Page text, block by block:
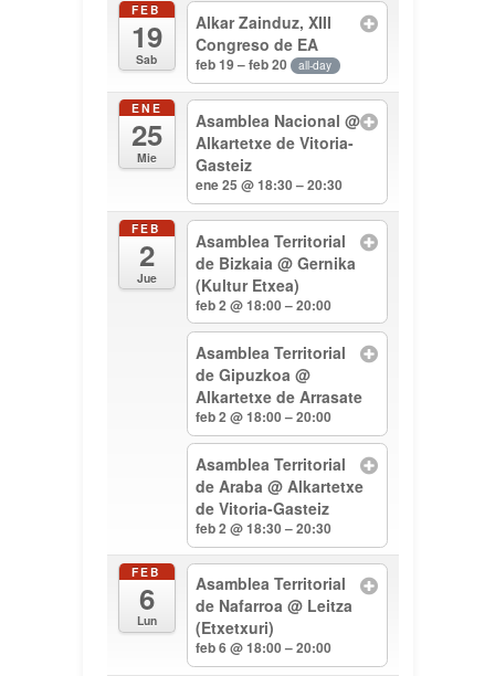
FEB
19
Sab
Alkar Zainduz, XIII
Congreso de EA
feb 19 – feb 20 all-day
ENE
25
Mie
Asamblea Nacional@
Alkartetxe de Vitoria-
Gasteiz
ene 25 @ 18:30 – 20:30
FEB
2
Jue
Asamblea Territorial
de Bizkaia@ Gernika
(Kultur Etxea)
feb 2 @ 18:00 – 20:00
Asamblea Territorial
de Gipuzkoa@
Alkartetxe de Arrasate
feb 2 @ 18:00 – 20:00
Asamblea Territorial
de Araba@ Alkartetxe
de Vitoria-Gasteiz
feb 2 @ 18:30 – 20:30
FEB
6
Lun
Asamblea Territorial
de Nafarroa@ Leitza
(Etxetxuri)
feb 6 @ 18:00 – 20:00